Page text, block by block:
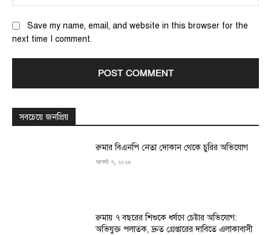
Save my name, email, and website in this browser for the
next time I comment.
সবচেয়ে জনপ্রিয়
রুমার বিএনপি নেতা দোকান থেকে চুরির অভিযোগ
আগস্ট ৭, ২০২৬
রুমায় ৭ বছরের শিশুকে ধর্ষণে চেষ্টার অভিযোগ:
অভিযুক্ত পলাতক, দ্রুত গ্রেপ্তারের দাবিতে এলাকাবাসী